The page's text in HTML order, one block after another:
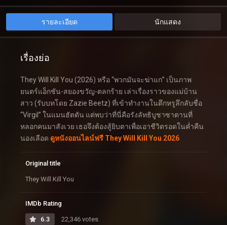
รายละเอียด นักแสดง
เรื่องย่อ
They Will Kill You (2026) หรือ “พวกมันจะฆ่าแก” เป็นภาพ
ยนตร์แอ็กชัน-สยองขวัญ-ตลกร้าย เล่าเรื่องราวของแม่บ้าน
สาว (รับบทโดย Zazie Beetz) ที่เข้าทำงานในตึกหรูลึกลับชื่อ
“Virgil” ในแมนฮัตตัน แต่พบว่าที่นี่คือรังลัทธิบูชาซาตานที่
หลอกคนมาสังเวย เธอจึงต้องสู้ยิบตาเพื่อเอาชีวิตรอดในค่ำคืน
นองเลือด ดูหนังออนไลน์ฟรี They Will Kill You 2026
Original title
They Will Kill You
IMDb Rating
6.3 22,346 votes